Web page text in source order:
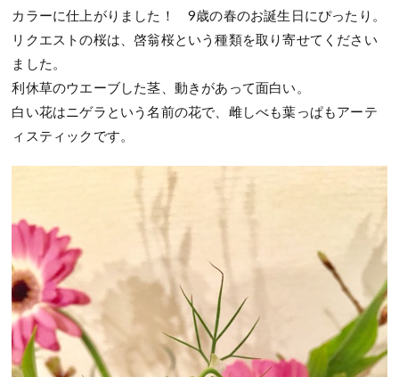
カラーに仕上がりました！ 9歳の春のお誕生日にぴったり。
リクエストの桜は、啓翁桜という種類を取り寄せてください
ました。
利休草のウエーブした茎、動きがあって面白い。
白い花はニゲラという名前の花で、雌しべも葉っぱもアーテ
ィスティックです。